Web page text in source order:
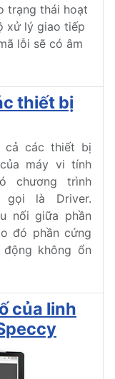
trạng thái hoạt
xử lý giao tiếp
lỗi sẽ có âm
thiết bị
cả các thiết bị
máy vi tính
chương trình
gọi là Driver.
nối giữa phần
đó phần cứng
không ổn
của linh